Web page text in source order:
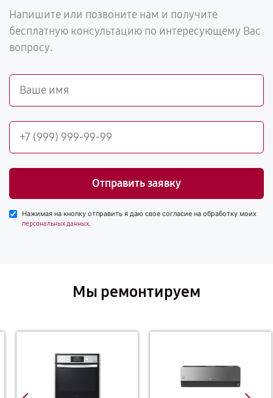
Напишите или позвоните нам и получите
бесплатную консультацию по интересующему Вас
вопросу.
Отправить заявку
Нажимая на кнопку отправить я даю свое согласие на обработку моих
персональных данных.
Мы ремонтируем